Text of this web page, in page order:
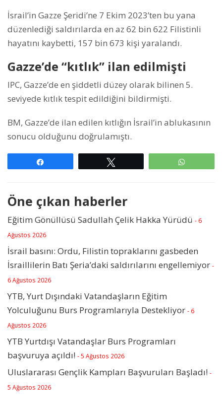
İsrail’in Gazze Şeridi’ne 7 Ekim 2023’ten bu yana
düzenlediği saldırılarda en az 62 bin 622 Filistinli
hayatını kaybetti, 157 bin 673 kişi yaralandı.
Gazze’de “kıtlık” ilan edilmişti
IPC, Gazze’de en şiddetli düzey olarak bilinen 5.
seviyede kıtlık tespit edildiğini bildirmişti.
BM, Gazze’de ilan edilen kıtlığın İsrail’in ablukasının
sonucu olduğunu doğrulamıştı.
Öne çıkan haberler
Eğitim Gönüllüsü Sadullah Çelik Hakka Yürüdü - 6
Ağustos 2026
İsrail basını: Ordu, Filistin topraklarını gasbeden
İsraillilerin Batı Şeria’daki saldırılarını engellemiyor -
6 Ağustos 2026
YTB, Yurt Dışındaki Vatandaşların Eğitim
Yolculuğunu Burs Programlarıyla Destekliyor - 6
Ağustos 2026
YTB Yurtdışı Vatandaşlar Burs Programları
başvuruya açıldı! - 5 Ağustos 2026
Uluslararası Gençlik Kampları Başvuruları Başladı! -
5 Ağustos 2026